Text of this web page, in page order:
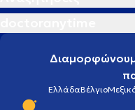
ΕλλάδαΒέλγιο